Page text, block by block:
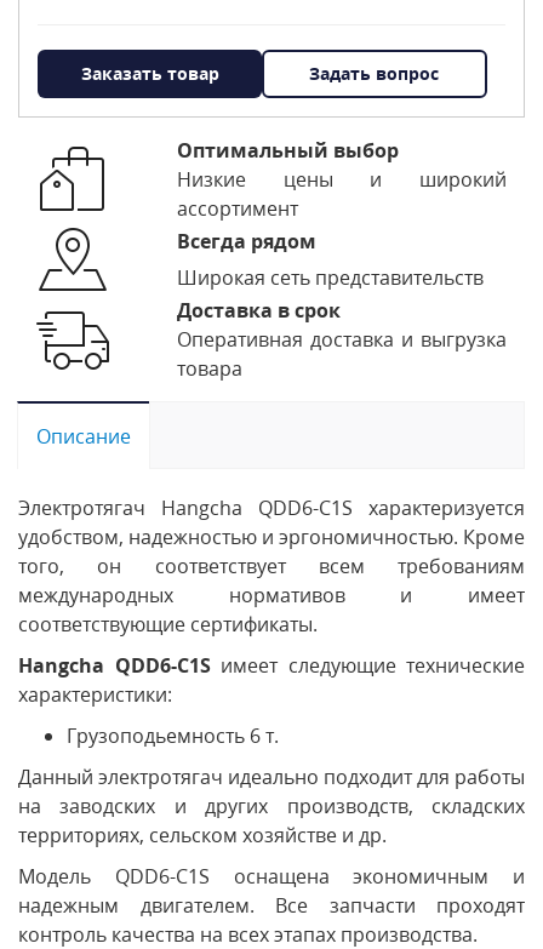
Заказать товар Задать вопрос
Оптимальный выбор
Низкие цены и широкий
ассортимент
Всегда рядом
Широкая сеть представительств
Доставка в срок
Оперативная доставка и выгрузка
товара
Описание
Электротягач Hangcha QDD6-C1S характеризуется
удобством, надежностью и эргономичностью. Кроме
того, он соответствует всем требованиям
международных нормативов и имеет
соответствующие сертификаты.
Hangcha QDD6-C1S имеет следующие технические
характеристики:
Грузоподьемность 6 т.
Данный электротягач идеально подходит для работы
на заводских и других производств, складских
территориях, сельском хозяйстве и др.
Модель QDD6-C1S оснащена экономичным и
надежным двигателем. Все запчасти проходят
контроль качества на всех этапах производства.